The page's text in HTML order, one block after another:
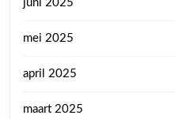
juni 2025
mei 2025
april 2025
maart 2025